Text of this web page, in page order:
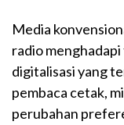
Media
radio
digitalisasi yang
pembaca cetak,
perubahan